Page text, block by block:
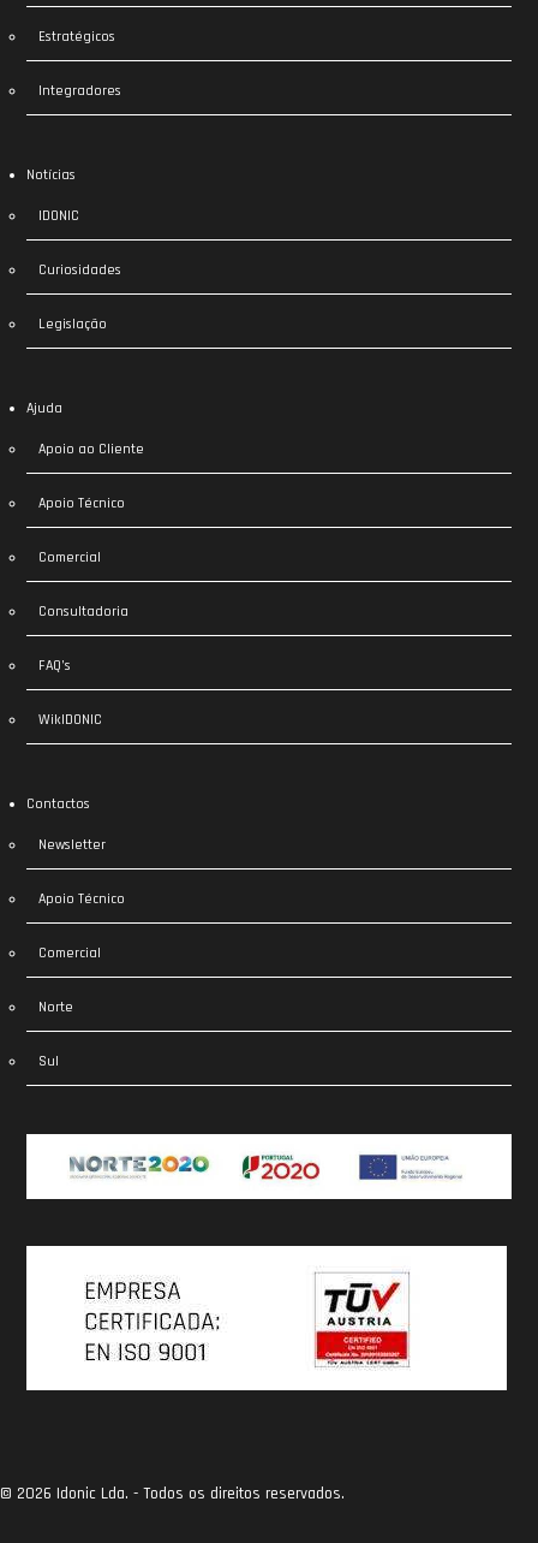
Estratégicos
Integradores
Notícias
IDONIC
Curiosidades
Legislação
Ajuda
Apoio ao Cliente
Apoio Técnico
Comercial
Consultadoria
FAQ’s
WikIDONIC
Contactos
Newsletter
Apoio Técnico
Comercial
Norte
Sul
© 2026 Idonic Lda. - Todos os direitos reservados.